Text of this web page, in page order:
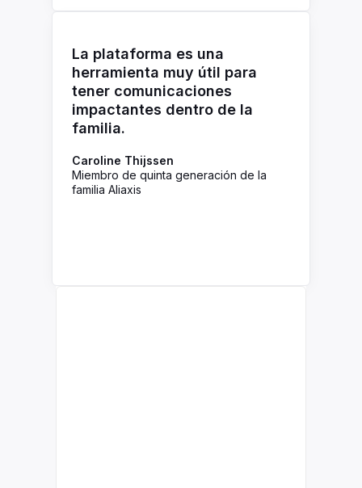
La plataforma es una
herramienta muy útil para
tener comunicaciones
impactantes dentro de la
familia.
Caroline Thijssen
Miembro de quinta generación de la
familia Aliaxis